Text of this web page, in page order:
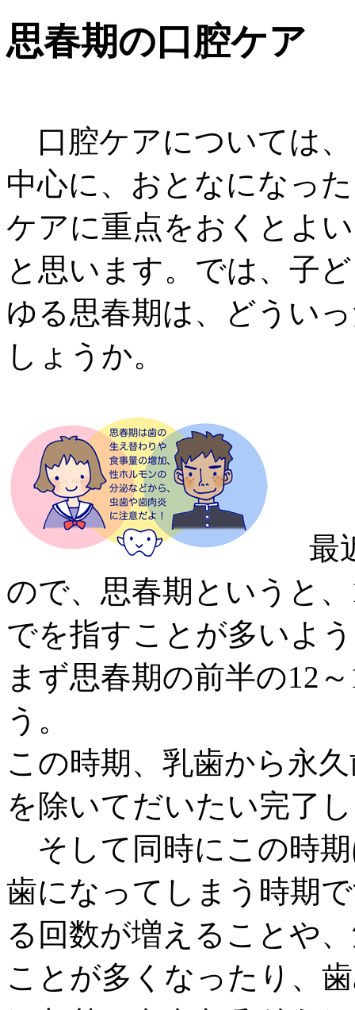
思春期の口腔ケア
口腔ケアについては
中心に、おとなになっ
ケアに重点をおくとよ
と思います。では、子
ゆる思春期は、どうい
しょうか。
最
ので、思春期というと、
でを指すことが多いよ
まず思春期の前半の12
う。
この時期、乳歯から永
を除いてだいたい完了
そして同時にこの時
歯になってしまう時期
る回数が増えることや
ことが多くなったり、